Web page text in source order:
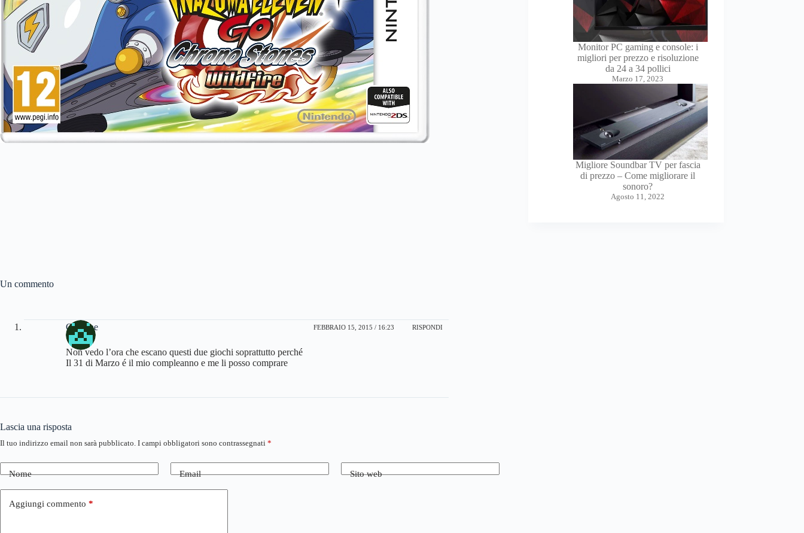
Monitor PC gaming e console: i
migliori per prezzo e risoluzione
da 24 a 34 pollici
Marzo 17, 2023
Migliore Soundbar TV per fascia
di prezzo – Come migliorare il
sonoro?
Agosto 11, 2022
Un commento
Carmine FEBBRAIO 15, 2015 / 16:23 RISPONDI
Non vedo l’ora che escano questi due giochi soprattutto perché
Il 31 di Marzo é il mio compleanno e me li posso comprare
Lascia una risposta
Il tuo indirizzo email non sarà pubblicato. I campi obbligatori sono contrassegnati *
Nome Email Sito web
Aggiungi commento *